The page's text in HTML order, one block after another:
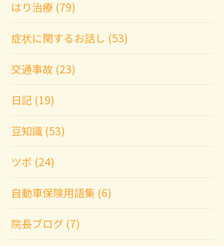
はり治療 (79)
症状に関するお話し (53)
交通事故 (23)
日記 (19)
豆知識 (53)
ツボ (24)
自動車保険用語集 (6)
院長ブログ (7)